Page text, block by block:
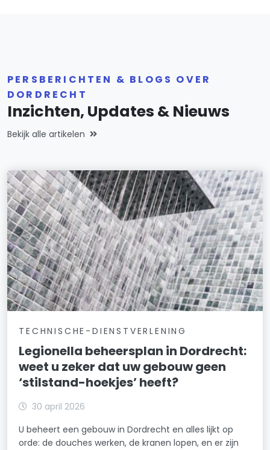
PERSBERICHTEN & BLOGS OVER
DORDRECHT
Inzichten, Updates & Nieuws
Bekijk alle artikelen
TECHNISCHE-DIENSTVERLENING
Legionella beheersplan in Dordrecht:
weet u zeker dat uw gebouw geen
‘stilstand-hoekjes’ heeft?
30 april 2026
U beheert een gebouw in Dordrecht en alles lijkt op
orde: de douches werken, de kranen lopen, en er zijn